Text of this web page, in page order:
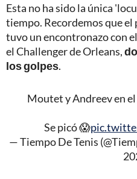
Esta no ha sido la única
tiempo. Recordemos que
tuvo un encontronazo con
el Challenger de Orleans,
los golpes.
Moutet y Andreev en
Se picó 😱
— Tiempo De Tenis